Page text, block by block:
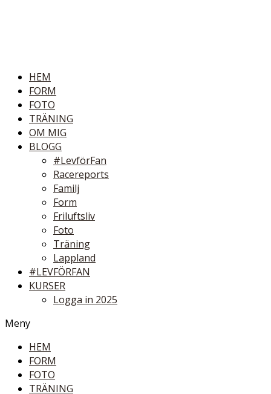
HEM
FORM
FOTO
TRÄNING
OM MIG
BLOGG
#LevförFan
Racereports
Familj
Form
Friluftsliv
Foto
Träning
Lappland
#LEVFÖRFAN
KURSER
Logga in 2025
Meny
HEM
FORM
FOTO
TRÄNING